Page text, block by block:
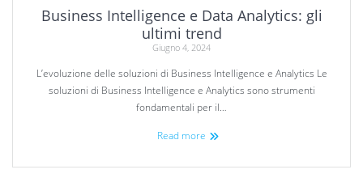
Business Intelligence e Data Analytics: gli
ultimi trend
Giugno 4, 2024
L’evoluzione delle soluzioni di Business Intelligence e Analytics Le
soluzioni di Business Intelligence e Analytics sono strumenti
fondamentali per il…
Read more